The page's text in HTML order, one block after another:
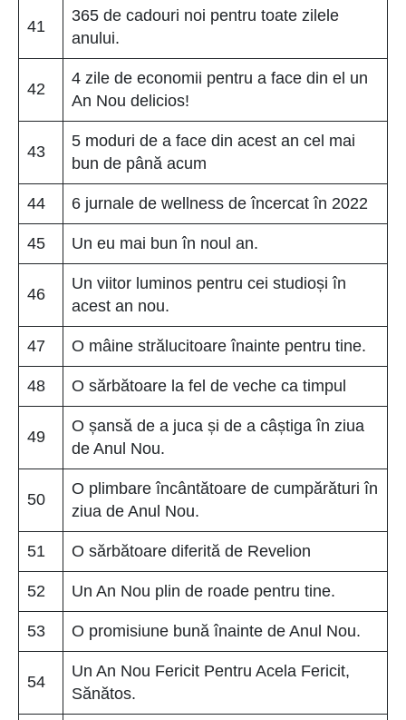
41
365 de cadouri noi pentru toate zilele
anului.
42
4 zile de economii pentru a face din el un
An Nou delicios!
43
5 moduri de a face din acest an cel mai
bun de până acum
44 6 jurnale de wellness de încercat în 2022
45 Un eu mai bun în noul an.
46
Un viitor luminos pentru cei studioși în
acest an nou.
47 O mâine strălucitoare înainte pentru tine.
48 O sărbătoare la fel de veche ca timpul
49
O șansă de a juca și de a câștiga în ziua
de Anul Nou.
50
O plimbare încântătoare de cumpărături în
ziua de Anul Nou.
51 O sărbătoare diferită de Revelion
52 Un An Nou plin de roade pentru tine.
53 O promisiune bună înainte de Anul Nou.
54
Un An Nou Fericit Pentru Acela Fericit,
Sănătos.